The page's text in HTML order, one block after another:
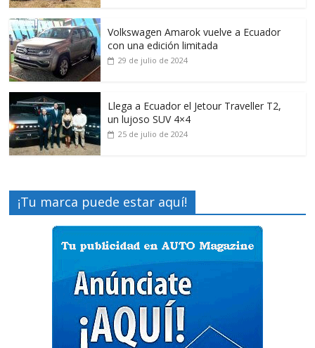
Volkswagen Amarok vuelve a Ecuador
con una edición limitada
29 de julio de 2024
Llega a Ecuador el Jetour Traveller T2,
un lujoso SUV 4×4
25 de julio de 2024
¡Tu marca puede estar aquí!